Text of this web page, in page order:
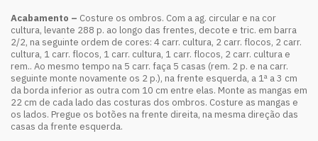
Acabamento – Costure os ombros. Com a ag. circular e na cor
cultura, levante 288 p. ao longo das frentes, decote e tric. em barra
2/2, na seguinte ordem de cores: 4 carr. cultura, 2 carr. flocos, 2 carr.
cultura, 1 carr. flocos, 1 carr. cultura, 1 carr. flocos, 2 carr. cultura e
rem.. Ao mesmo tempo na 5 carr. faça 5 casas (rem. 2 p. e na carr.
seguinte monte novamente os 2 p.), na frente esquerda, a 1ª a 3 cm
da borda inferior as outra com 10 cm entre elas. Monte as mangas em
22 cm de cada lado das costuras dos ombros. Costure as mangas e
os lados. Pregue os botões na frente direita, na mesma direção das
casas da frente esquerda.